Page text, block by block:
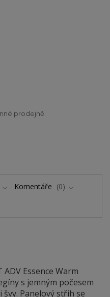
prodejně
Komentáře
0
Essence Warm
s jemným počesem
Panelový střih se